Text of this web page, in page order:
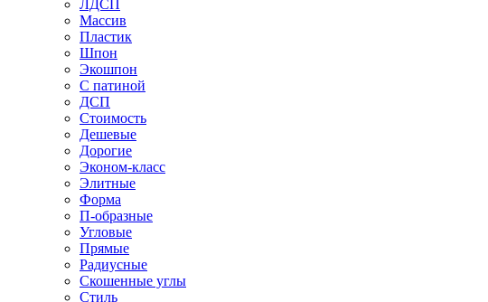
ЛДСП
Массив
Пластик
Шпон
Экошпон
С патиной
ДСП
Стоимость
Дешевые
Дорогие
Эконом-класс
Элитные
Форма
П-образные
Угловые
Прямые
Радиусные
Скошенные углы
Стиль